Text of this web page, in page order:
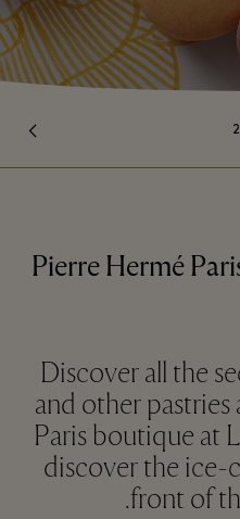
Pierre Hermé
Discover all the
and other
Paris boutique at
discover the ice-
front of